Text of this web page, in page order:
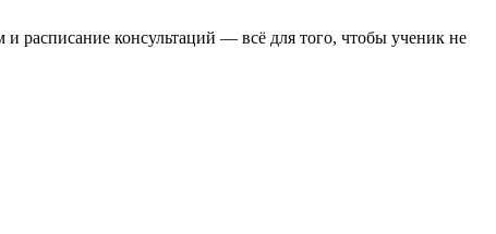
расписание консультаций — всё для того, чтобы ученик не